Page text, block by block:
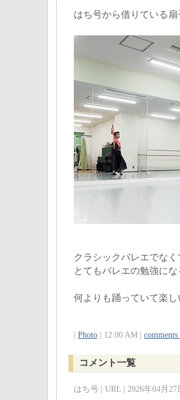
はち号から借りている
クラシックバレエでな
とてもバレエの勉強にな
何よりも踊っていて楽し
Photo | 12:00 AM | comments
コメント一覧
はち号 | URL | 2026年04月